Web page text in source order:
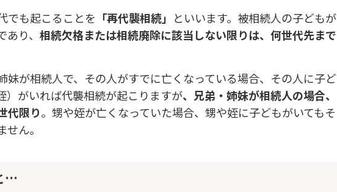
でも起こることを 「再代襲相続」 といいます。被相続人の子どもが
り、 相続欠格または相続廃除に該当しない限りは、何世代先まで
妹が相続人で、その人がすでに亡くなっている場合、その人に子ど
）がいれば代襲相続が起こりますが、兄弟・姉妹が相続人の場合、
代限り。甥や姪が亡くなっていた場合、甥や姪に子どもがいてもそ
ん。
…